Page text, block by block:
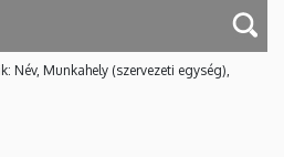
Név, Munkahely (szervezeti egység),